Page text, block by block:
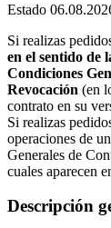
Estado
Si realizas
en el sentido de
Condiciones
Revocación (en
contrato en su
Si realizas
operaciones de
Generales de
cuales aparecen
Descripción